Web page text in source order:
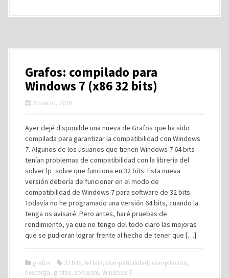
Grafos: compilado para
Windows 7 (x86 32 bits)
3 marzo, 2010
Ayer dejé disponible una nueva de Grafos que ha sido
compilada para garantizar la compatibilidad con Windows
7. Algunos de los usuarios que tienen Windows 7 64 bits
tenían problemas de compatibilidad con la librería del
solver lp_solve que funciona en 32 bits. Esta nueva
versión debería de funcionar en el modo de
compatibilidad de Windows 7 para software de 32 bits.
Todavía no he programado una versión 64 bits, cuando la
tenga os avisaré. Pero antes, haré pruebas de
rendimiento, ya que no tengo del todo claro las mejoras
que se pudieran lograr frente al hecho de tener que […]
grafos 32 bits, 64 bits, compatibilidad, compilación,
descarga, grafos, software, Windows 7